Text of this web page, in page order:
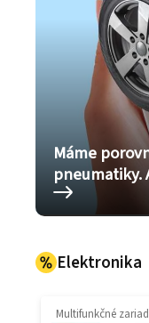
Máme
pneumatiky.
Elektronika
Multifunkčné